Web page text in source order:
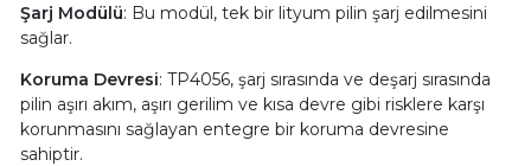
Şarj Modülü: Bu modül, tek bir lityum pilin şarj edilmesini
sağlar.
Koruma Devresi: TP4056, şarj sırasında ve deşarj sırasında
pilin aşırı akım, aşırı gerilim ve kısa devre gibi risklere karşı
korunmasını sağlayan entegre bir koruma devresine
sahiptir.